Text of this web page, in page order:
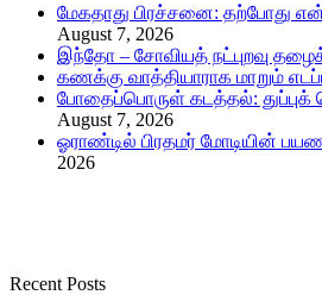
மேகதாது பிரச்சனை: தற்போது
August 7, 2026
இந்தோ – சோவியத் நட்புறவு
கணக்கு வாத்தியாராக மாறும்
போதைப்பொருள் கடத்தல்: துப்புக்
August 7, 2026
ஓராண்டில் பிரதமர் மோடியின்
2026
Recent Posts